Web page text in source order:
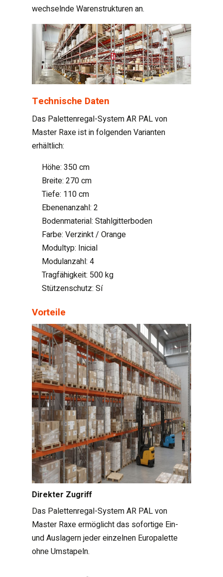
wechselnde Warenstrukturen an.
Technische Daten
Das Palettenregal-System AR PAL von
Master Raxe ist in folgenden Varianten
erhältlich:
Höhe: 350 cm
Breite: 270 cm
Tiefe: 110 cm
Ebenenanzahl: 2
Bodenmaterial: Stahlgitterboden
Farbe: Verzinkt / Orange
Modultyp: Inicial
Modulanzahl: 4
Tragfähigkeit: 500 kg
Stützenschutz: Sí
Vorteile
Direkter Zugriff
Das Palettenregal-System AR PAL von
Master Raxe ermöglicht das sofortige Ein-
und Auslagern jeder einzelnen Europalette
ohne Umstapeln.